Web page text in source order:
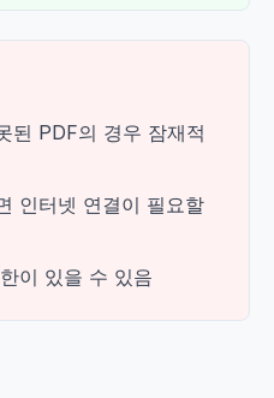
된 PDF의 경우 잠재적
인터넷 연결이 필요할
이 있을 수 있음